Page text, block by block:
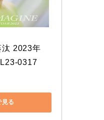
汰 2023年
0317
る